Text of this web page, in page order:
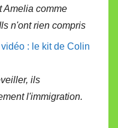
Amelia comme
n'ont rien compris
: le kit de Colin
ils
l'immigration.